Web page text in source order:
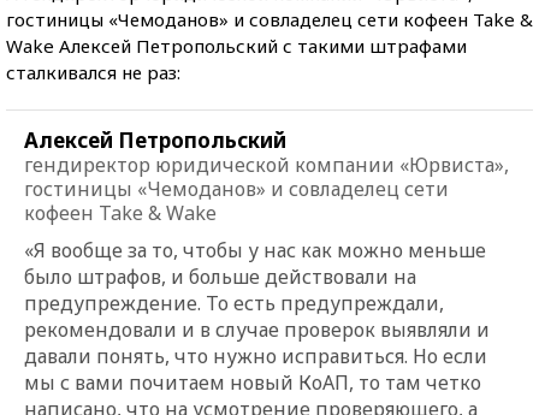
гостиницы «Чемоданов» и совладелец сети кофеен Take &
Wake Алексей Петропольский с такими штрафами
сталкивался не раз:
Алексей Петропольский
гендиректор юридической компании «Юрвиста»,
гостиницы «Чемоданов» и совладелец сети
кофеен Take & Wake
«Я вообще за то, чтобы у нас как можно меньше
было штрафов, и больше действовали на
предупреждение. То есть предупреждали,
рекомендовали и в случае проверок выявляли и
давали понять, что нужно исправиться. Но если
мы с вами почитаем новый КоАП, то там четко
написано, что на усмотрение проверяющего, а